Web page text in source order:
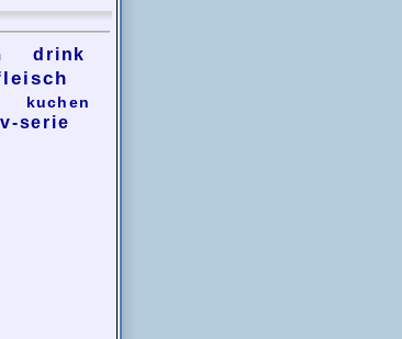
drink
kuchen
serie